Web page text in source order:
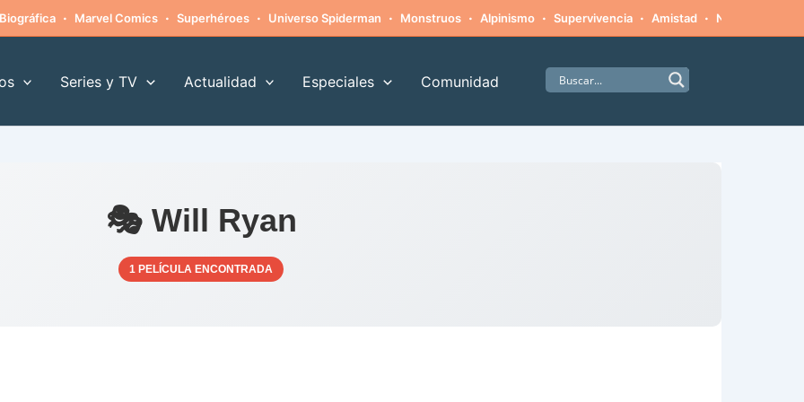
Biográfica · Marvel Comics · Superhéroes · Universo Spiderman · Monstruos · Alpinismo · Supervivencia · Amistad · Naturaleza
Series y TV Actualidad Especiales Comunidad
🎭 Will Ryan
1 PELÍCULA ENCONTRADA